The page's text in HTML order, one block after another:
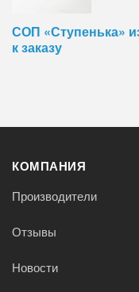
СОП «Ступенька»
к заказу
КОМПАНИЯ
Производители
Отзывы
Новости